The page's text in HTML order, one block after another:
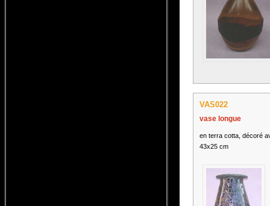
VAS022
vase longue
en terra cotta, décoré
43x25 cm